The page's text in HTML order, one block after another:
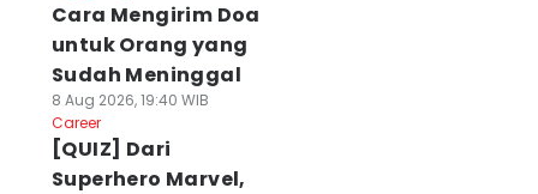
Cara Mengirim Doa
untuk Orang yang
Sudah Meninggal
8 Aug 2026, 19:40 WIB
Career
[QUIZ] Dari
Superhero Marvel,